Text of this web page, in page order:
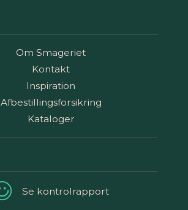
Om Smageriet
Kontakt
Inspiration
Afbestillingsforsikring
Kataloger
Se kontrolrapport